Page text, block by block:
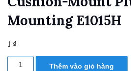
Mounting E1015H
1 ₫
Băng
Keo
Thêm vào giỏ hàng